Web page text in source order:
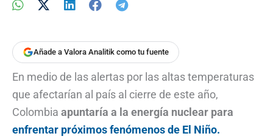
Añade a Valora Analitik como tu fuente
En medio de las alertas por las altas temperaturas
que afectarían al país al cierre de este año,
Colombia apuntaría a la energía nuclear para
enfrentar próximos fenómenos de El Niño.